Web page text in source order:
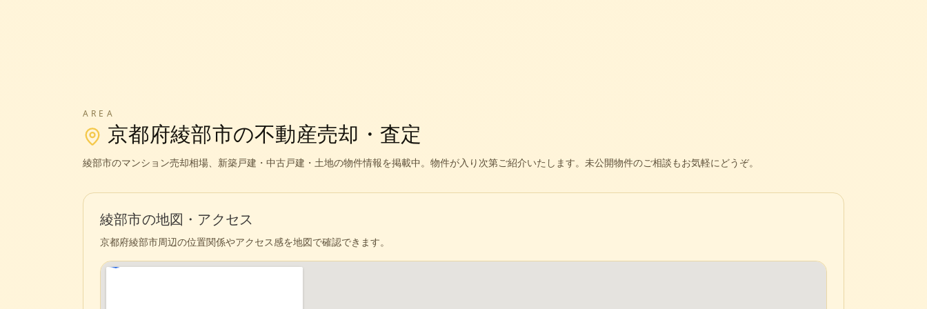
AREA
京都府綾部市の不動産売却・査定
綾部市のマンション売却相場、新築戸建・中古戸建・土地の物件情報を掲載中。 物件が入り次第ご紹介いたします。未公開物件のご相談もお気軽にどうぞ。
綾部市の地図・アクセス
京都府綾部市周辺の位置関係やアクセス感を地図で確認できます。